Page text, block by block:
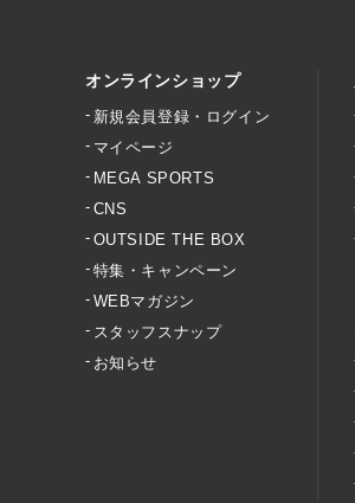
ウェア
バッグ
その他スポーツ
キャンプ
Columbia(コロンビア)
Snow Peak(スノーピーク)
MAMMUT(マムート)
オンラインショップ
新規会員登録・ログイン
マイページ
MEGA SPORTS
CNS
OUTSIDE THE BOX
特集・キャンペーン
WEBマガジン
スタッフスナップ
お知らせ